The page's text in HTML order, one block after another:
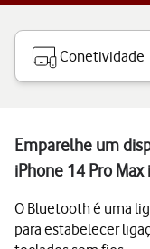
Conetividade
Emparelhe um
iPhone 14 Pro Max
O Bluetooth é uma
para estabelecer